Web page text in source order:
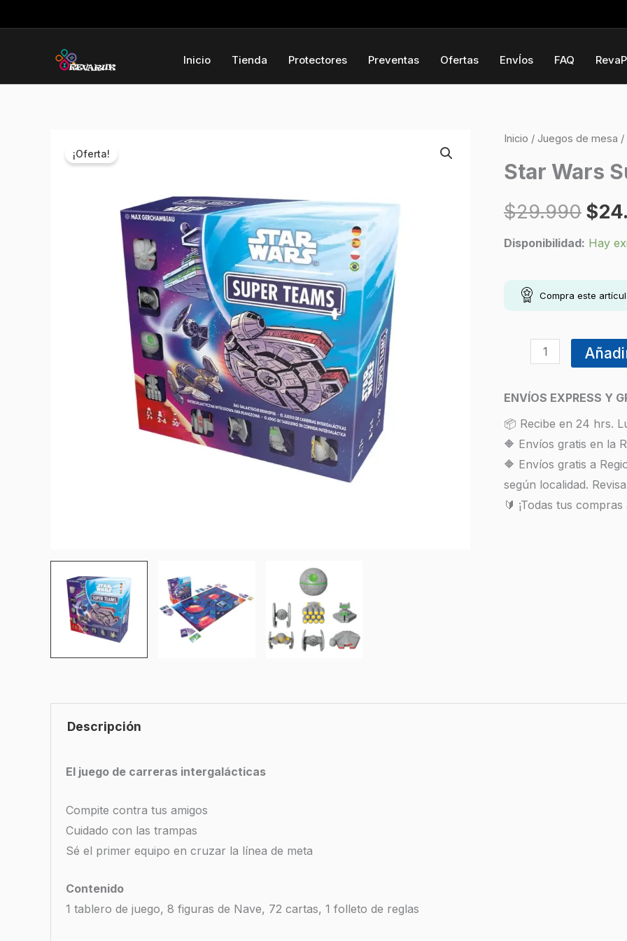
al
Inicio Tienda Protectores Preventas Ofertas EnvÍos FAQ
¡Oferta!
Inicio / Juegos de mesa /
Star Wars
$29.990
El
era:
$
Disponibilidad: Hay
Compra este
Star
Super
Teams
cantidad
ENVÍOS EXPRESS Y
📦 Recibe en 24 hrs.
🔶 Envíos gratis en la
🔶 Envíos gratis a
según localidad.
🔰 ¡Todas tus
Descripción
El juego de carreras intergalácticas
Compite contra tus amigos
Cuidado con las trampas
Sé el primer equipo en cruzar la línea de meta
Contenido
1 tablero de juego, 8 figuras de Nave, 72 cartas, 1 folleto de reglas